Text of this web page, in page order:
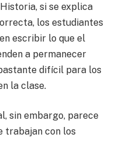
si se explica
los estudiantes
escribir lo que el
a permanecer
difícil para los
la clase.
sin embargo, parece
trabajan con los